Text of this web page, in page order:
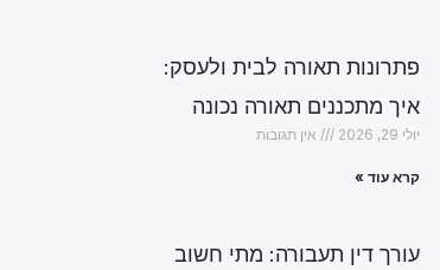
פתרונות תאורה לבית ולעסק:
איך מתכננים תאורה נכונה
יולי 29, 2026 אין תגובות
קרא עוד »
עורך דין תעבורה: מתי חשוב